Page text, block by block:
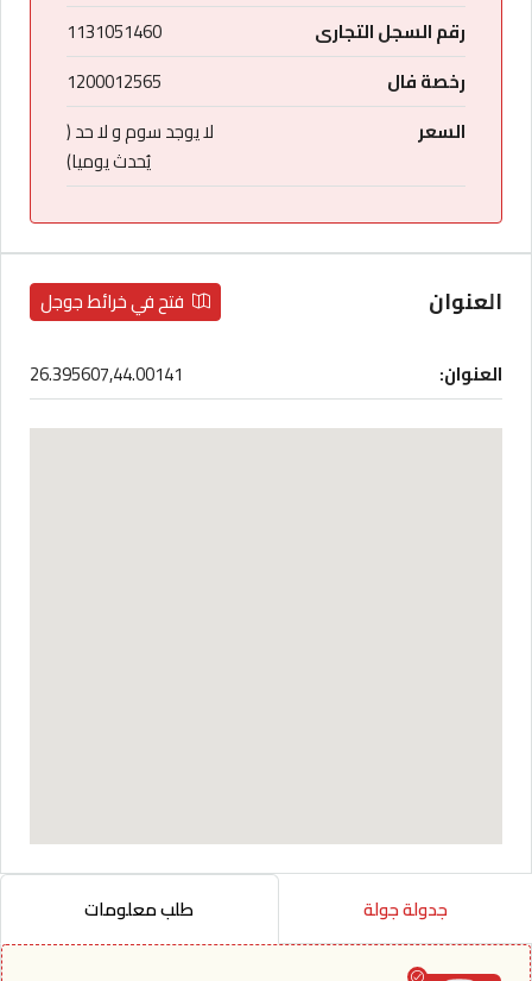
رقم السجل التجارى
1131051460
رخصة فال
1200012565
السعر
لا يوجد سوم و لا حد (
يُحدث يوميا)
العنوان فتح في خرائط جوجل
العنوان: 26.395607,44.00141
جدولة جولة طلب معلومات